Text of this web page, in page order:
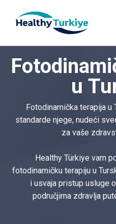
p
o
u
Fotodinamička terapija u
standarde njege, nudeći
za vaše
Healthy Türkiye vam
fotodinamičku terapiju u
i usvaja pristup usluge
područjima zdravlja